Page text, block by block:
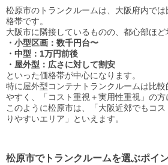
松原市のトランクルームは、大阪府内で
格帯です。
大阪市に隣接しているものの、都心部ほど
・小型区画：数千円台〜
・中型：1万円前後
・屋外型：広さに対して割安
といった価格帯が中心になります。
特に屋外型コンテナトランクルームは比
やすく、「コスト重視＋実用性重視」の方
このように松原市は、「大阪近郊でもコ
りやすいエリア」といえます。
松原市でトランクルームを選ぶポイ